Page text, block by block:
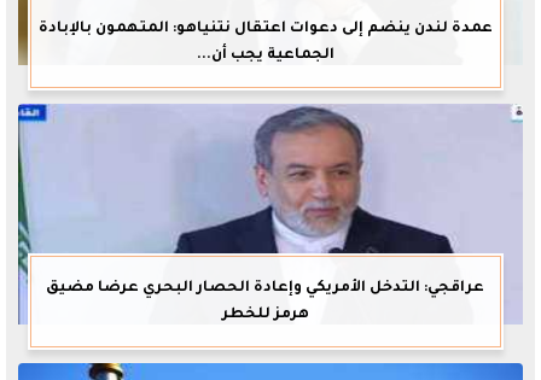
عمدة لندن ينضم إلى دعوات اعتقال نتنياهو: المتهمون بالإبادة
الجماعية يجب أن...
عراقجي: التدخل الأمريكي وإعادة الحصار البحري عرضا مضيق
هرمز للخطر